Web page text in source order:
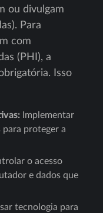
ou divulgam
Para
com
(PHI), a
Isso
Implementar
proteger a
o acesso
e dados que
tecnologia para